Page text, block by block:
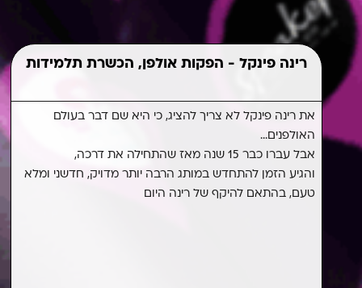
רינה פינקל - הפקות אולפן, הכשרת תלמידות
את רינה פינקל לא צריך להציג, כי היא שם דבר בעולם
האולפנים...
אבל עברו כבר 15 שנה מאז שהתחילה את דרכה,
והגיע הזמן להתחדש במותג הרבה יותר מדויק, חדשני ומלא
טעם, בהתאם להיקף של רינה היום
הצבעים, המיתוג, האתר המהפנט שלא גומר לזכות לתגובות
נלהבות,
המילים - שכל כך מבטאות את רינה, והקמפיין השיווקי
המבריק שלה -
גורמים לכל מי שמוזיקה מדברת אליה, לא להישאר מאחור,